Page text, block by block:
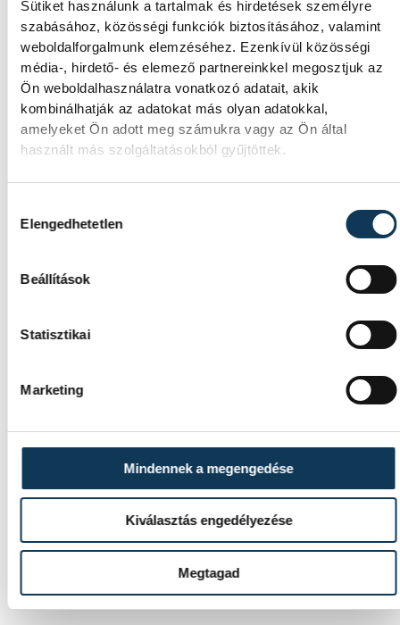
Sütiket használunk a tartalmak és hirdetések személyre
szabásához, közösségi funkciók biztosításához, valamint
weboldalforgalmunk elemzéséhez. Ezenkívül közösségi
média-, hirdető- és elemező partnereinkkel megosztjuk az
Ön weboldalhasználatra vonatkozó adatait, akik
kombinálhatják az adatokat más olyan adatokkal,
amelyeket Ön adott meg számukra vagy az Ön által
használt más szolgáltatásokból gyűjtöttek.
Elengedhetetlen
Beállítások
Statisztikai
Marketing
Mindennek a megengedése
Kiválasztás engedélyezése
Megtagad
érdeklődőket Székelyudvarhelyen, az
utánpótlástornán játszó játékosok pedig
kirándulásokon és helytörténeti előadásokon
vesznek részt, majd a fesztivál
városának Szent István-napi ünnepségével
A fiatalok mérkőzéseit, valamint a
sport
SZERZŐ
vehir.hu